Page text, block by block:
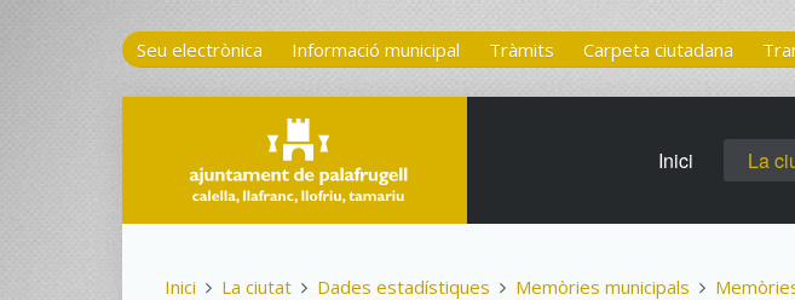
Seu electrònica Informació municipal Tràmits Carpeta ciutadana
Inici La
Inici La ciutat Dades estadístiques Memòries municipals